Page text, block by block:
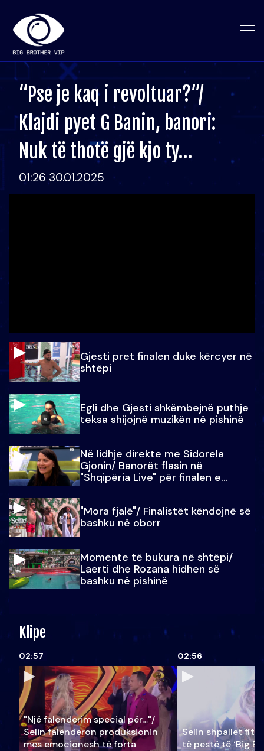
“Pse je kaq i revoltuar?”/
Klajdi pyet G Banin, banori:
Nuk të thotë gjë kjo ty…
01:26 30.01.2025
Gjesti pret finalen duke kërcyer në
shtëpi
Egli dhe Gjesti shkëmbejnë puthje
teksa shijojnë muzikën në pishinë
Në lidhje direkte me Sidorela
Gjonin/ Banorët flasin në
"Shqipëria Live" për finalen e
"Mora fjalë"/ Finalistët këndojnë së
bashku në oborr
Momente të bukura në shtëpi/
Laerti dhe Rozana hidhen së
bashku në pishinë
Klipe
02:57
"Një falenderim special për…"/
Selin falënderon produksionin
mes emocionesh të forta
02:56
Selin shpallet
të pestë të ‘Big